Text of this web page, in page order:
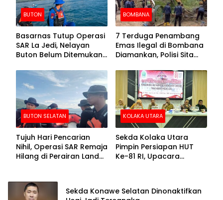
BUTON
Basarnas Tutup Operasi
SAR La Jedi, Nelayan
Buton Belum Ditemukan
BOMBANA
7 Terduga Penambang
Emas Ilegal di Bombana
Diamankan, Polisi Sita
Crusher
BUTON SELATAN
Tujuh Hari Pencarian
Nihil, Operasi SAR Remaja
Hilang di Perairan Lande
KOLAKA UTARA
Sekda Kolaka Utara
Pimpin Persiapan HUT
Ke-81 RI, Upacara
Sekda Konawe Selatan Dinonaktifkan